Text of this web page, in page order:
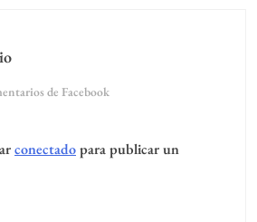
de Facebook
conectadopara publicar un